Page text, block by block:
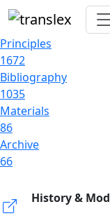
Principles
1672
Bibliography
1035
Materials
86
Archive
66
History &